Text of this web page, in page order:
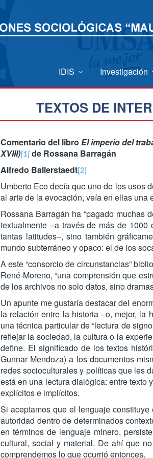
IDIS Investigación
TEXTOS DE
Comentario del libro El imperio del
XVIII)[1] de Rossana Barragán
Alfredo Ballerstaedt[2]
Umberto Eco decía que uno de los usos
al arte de la evocación, veía en ellas una
Rossana Barragán ha “pagado muchas
textualmente –a través de más de
tantas latitudes–, sino también
mundo subterráneo y opaco: el de los
A este “consorcio de circunstancias”
René-Moreno, “una comprensión que
de los archivos no solo datos, sino
Un apunte me gustaría destacar del
la relación entre la historia –o, mejor, la
una técnica particular de “lectura de
reflejar la sociedad, la cultura o la
define. El significado de los textos
Gunnar Mendoza) a los documentos
redes socioculturales y políticas que les
está en una lectura dialógica: entre texto
explícitos e implícitos.
Si aceptamos que el lenguaje
autoridad dentro de determinados
en términos de lenguaje minero,
cultural, social y material. De ahí que
comprendemos lo que ocurrió entonces.